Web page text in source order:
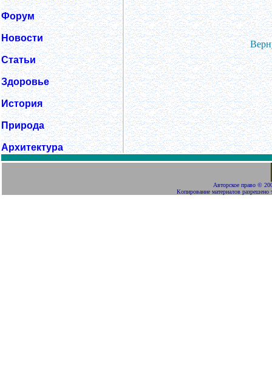
Форум
Новости
Статьи
Здоровье
История
Природа
Архитектура
Авторское право ©
Копирование материалов